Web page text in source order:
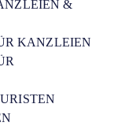
&
KANZLEIEN